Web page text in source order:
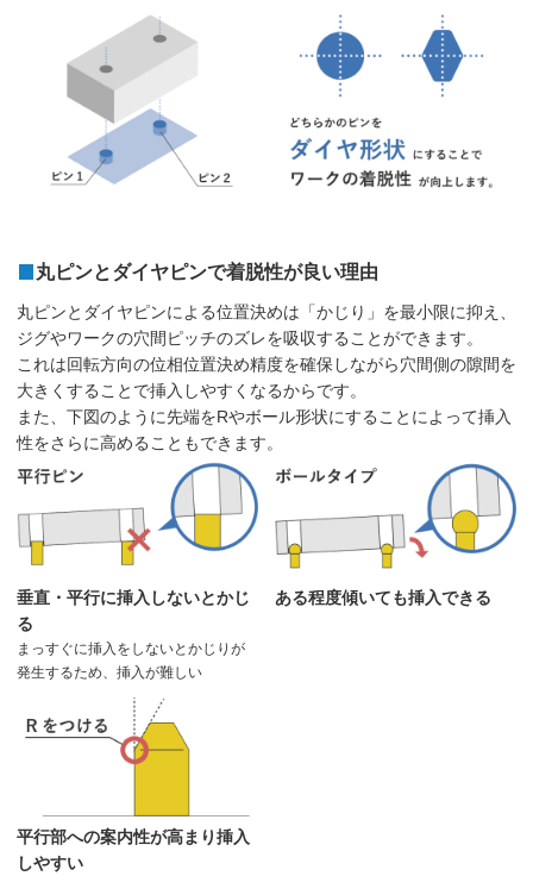
丸ピンとダイヤピンで着脱性が良い理由
丸ピンとダイヤピンによる位置決めは「かじり」を最小限に抑え、
ジグやワークの穴間ピッチのズレを吸収することができます。
これは回転方向の位相位置決め精度を確保しながら穴間側の隙間を
大きくすることで挿入しやすくなるからです。
また、下図のように先端をRやボール形状にすることによって挿入
性をさらに高めることもできます。
垂直・平行に挿入しないとかじ
る
まっすぐに挿入をしないとかじりが
発生するため、挿入が難しい
ある程度傾いても挿入できる
平行部への案内性が高まり挿入
しやすい